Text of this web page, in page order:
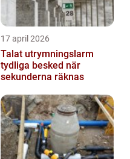
17 april 2026
Talat utrymningslarm
tydliga besked när
sekunderna räknas